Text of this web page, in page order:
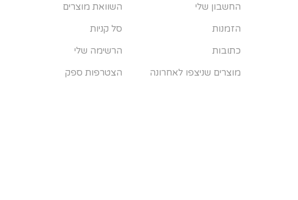
החשבון שלי
הזמנות
כתובות
מוצרים שניצפו לאחרונה
השוואת מוצרים
סל קניות
הרשימה שלי
הצטרפות ספק